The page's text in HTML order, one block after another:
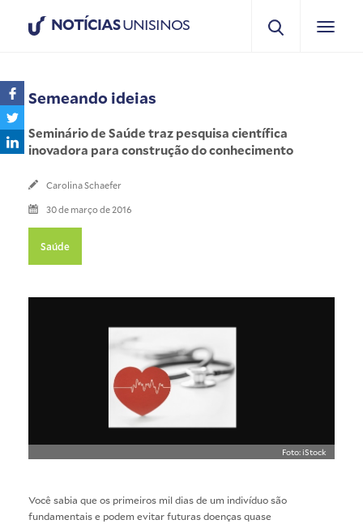
NOTÍCIASUNISINOS
Semeando ideias
Seminário de Saúde traz pesquisa científica
inovadora para construção do conhecimento
Carolina Schaefer
30 de março de 2016
Saúde
Foto: iStock
Você sabia que os primeiros mil dias de um indivíduo são
fundamentais e podem evitar futuras doenças quase